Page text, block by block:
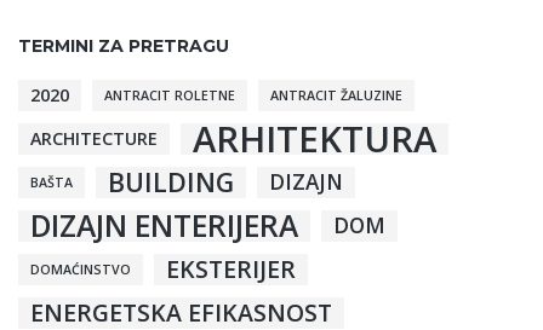
TERMINI ZA PRETRAGU
2020 ANTRACIT ROLETNE ANTRACIT ŽALUZINE
ARCHITECTURE ARHITEKTURA
BAŠTA BUILDING DIZAJN
DIZAJN ENTERIJERA DOM
DOMAĆINSTVO
EKSTERIJER
ENERGETSKA EFIKASNOST